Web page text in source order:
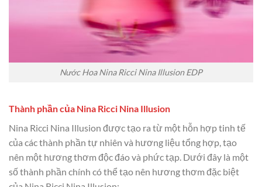
Nước Hoa Nina Ricci Nina Illusion EDP
Thành phần của Nina Ricci Nina Illusion
Nina Ricci Nina Illusion được tạo ra từ một hỗn hợp tinh tế
của các thành phần tự nhiên và hương liệu tổng hợp, tạo
nên một hương thơm độc đáo và phức tạp. Dưới đây là một
số thành phần chính có thể tạo nên hương thơm đặc biệt